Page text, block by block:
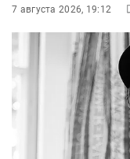
7 августа 2026, 19:12